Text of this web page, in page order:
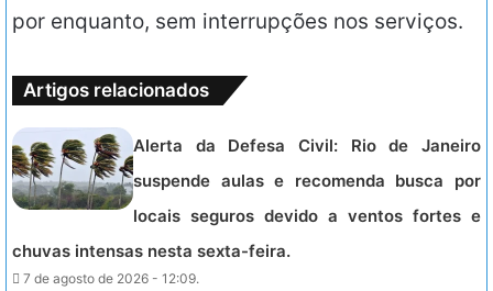
por enquanto, sem interrupções nos serviços.
Artigos relacionados
Alerta da Defesa Civil: Rio de Janeiro
suspende aulas e recomenda busca por
locais seguros devido a ventos fortes e
chuvas intensas nesta sexta-feira.
7 de agosto de 2026 - 12:09.